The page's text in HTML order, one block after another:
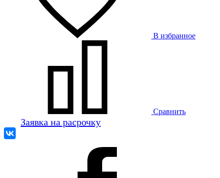
В избранное
Сравнить
Заявка на расрочку